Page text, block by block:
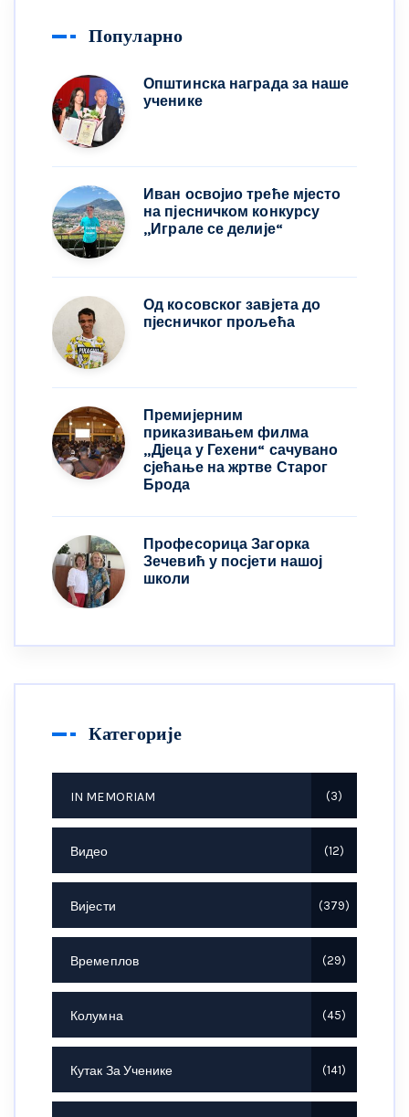
Популарно
Општинска награда за наше
ученике
Иван освојио треће мјесто
на пјесничком конкурсу
,,Играле се делије“
Од косовског завјета до
пјесничког прољећа
Премијерним
приказивањем филма
„Дјеца у Гехени“ сачувано
сјећање на жртве Старог
Брода
Професорица Загорка
Зечевић у посјети нашој
школи
Категорије
IN MEMORIAM 3
Видео 12
Вијести 379
Времеплов 29
Колумна 45
Кутак За Ученике 141